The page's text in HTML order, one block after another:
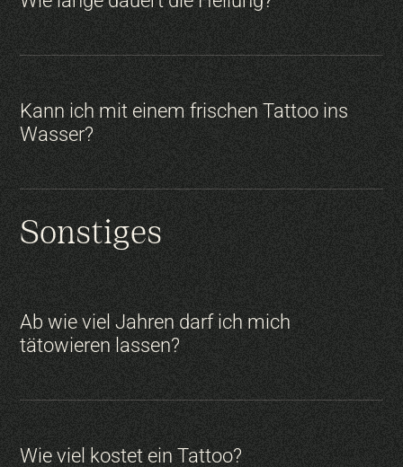
Kann ich mit einem frischen Tattoo ins
Wasser?
Sonstiges
Ab wie viel Jahren darf ich mich
tätowieren lassen?
Wie viel kostet ein Tattoo?